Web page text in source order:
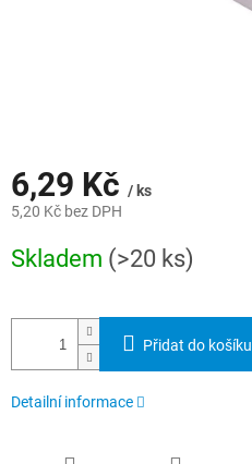
6,29 Kč / ks
5,20 Kč bez DPH
cena:
Skladem (>20 ks)
Přidat do košíku
Detailní informace